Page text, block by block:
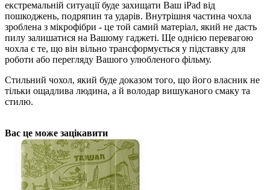
екстремальній ситуації буде захищати Ваш iPad від
пошкоджень, подряпин та ударів. Внутрішня частина чохла
зроблена з мікрофібри - це той самий матеріал, який не дасть
пилу залишатися на Вашому гаджеті. Ще однією перевагою
чохла є те, що він вільно трансформується у підставку для
роботи або перегляду Вашого улюбленого фільму.
Стильний чохол, який буде доказом того, що його власник не
тільки ощадлива людина, а й володар вишуканого смаку та
стилю.
Вас це може зацікавити